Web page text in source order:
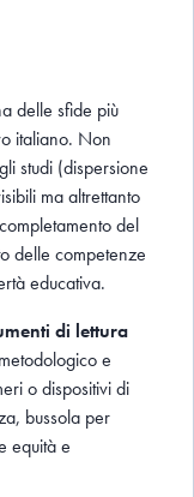
delle sfide più
italiano. Non
studi (dispersione
ma altrettanto
del
delle competenze
educativa.
di lettura
e
o dispositivi di
bussola per
equità e